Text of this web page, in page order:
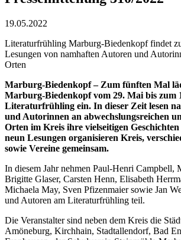
19.05.2022
Literaturfrühling Marburg-Biedenkopf findet
Lesungen von namhaften Autoren und
Orten
Marburg-Biedenkopf – Zum fünften Mal
Marburg-Biedenkopf vom 29. Mai bis zum
Literaturfrühling ein. In dieser Zeit lesen
und Autorinnen an abwechslungsreichen
Orten im Kreis ihre vielseitigen
neun Lesungen organisieren Kreis,
sowie Vereine gemeinsam.
In diesem Jahr nehmen Paul-Henri Campbell,
Brigitte Glaser, Carsten Henn, Elisabeth
Michaela May, Sven Pfizenmaier sowie Jan
und Autoren am Literaturfrühling teil.
Die Veranstalter sind neben dem Kreis die
Amöneburg, Kirchhain, Stadtallendorf, Bad